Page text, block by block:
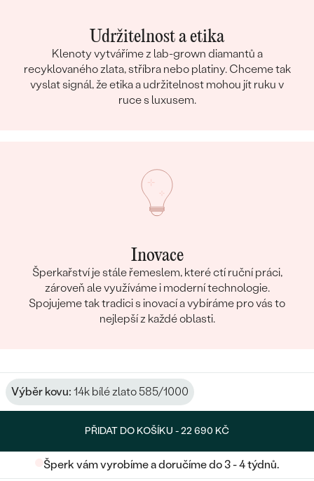
Udržitelnost a etika
Klenoty vytváříme z lab-grown diamantů a
recyklovaného zlata, stříbra nebo platiny. Chceme tak
vyslat signál, že etika a udržitelnost mohou jít ruku v
ruce s luxusem.
Inovace
Šperkařství je stále řemeslem, které ctí ruční práci,
zároveň ale využíváme i moderní technologie.
Spojujeme tak tradici s inovací a vybíráme pro vás to
nejlepší z každé oblasti.
Výběr kovu: 14k bílé zlato 585/1000
PŘIDAT DO KOŠÍKU -22 690 KČ
Šperk vám vyrobíme a doručíme do 3 - 4 týdnů.